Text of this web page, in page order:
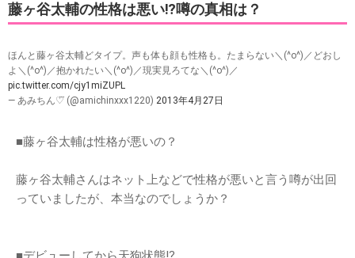
藤ヶ谷太輔の性格は悪い⁉︎噂の真相は？
ほんと藤ヶ谷太輔どタイプ。声も体も顔も性格も。たまらない＼(^o^)／どおし
よ＼(^o^)／抱かれたい＼(^o^)／現実見ろてな＼(^o^)／
pic.twitter.com/cjy1miZUPL
— あみちん♡⃛ (@amichinxxx1220) 2013年4月27日
■藤ヶ谷太輔は性格が悪いの？
藤ヶ谷太輔さんはネット上などで性格が悪いと言う噂が出回
っていましたが、本当なのでしょうか？